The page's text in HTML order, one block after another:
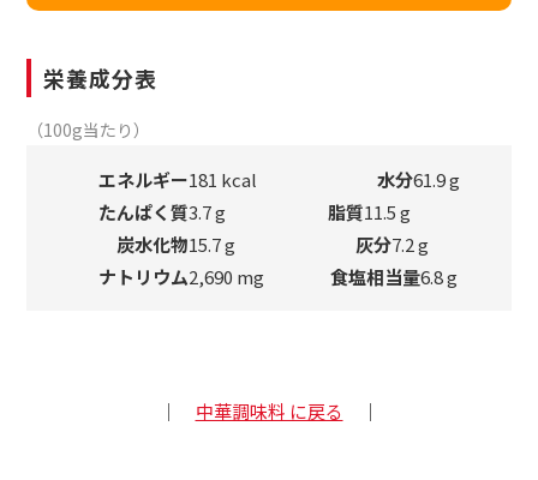
栄養成分表
（100g当たり）
エネルギー181 kcal 水分61.9 g
たんぱく質3.7 g 脂質11.5 g
炭水化物15.7 g 灰分7.2 g
ナトリウム2,690 mg 食塩相当量6.8 g
｜ 中華調味料 に戻る ｜